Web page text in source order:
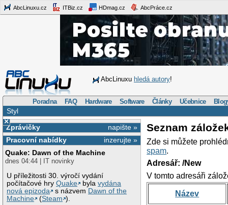
AbcLinuxu.cz ITBiz.cz HDmag.cz AbcPráce.cz
AbcLinuxu hledá autory!
Poradna FAQ Hardware Software Články Učebnice
Styl
×
napište »
Zprávičky
inzerujte »
Pracovní nabídky
Quake: Dawn of the Machine
dnes 04:44 | IT novinky
U příležitosti 30. výročí vydání
počítačové hryQuake bylavydána
nová epizoda
s názvem Dawn of the
Machine
(Steam ).
Seznam
Zde si můžete
spam.
Adresář: /New
V tomto adresáři
Název